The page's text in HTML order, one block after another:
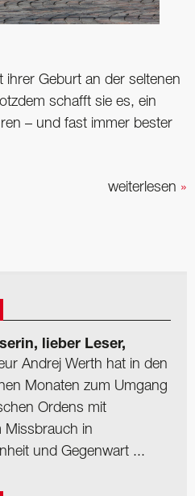
ihrer Geburt an der seltenen
schafft sie es, ein
– und fast immer bester
weiterlesen »
lieber Leser,
Andrej Werth hat in den
Monaten zum Umgang
Ordens mit
Missbrauch in
und Gegenwart ...